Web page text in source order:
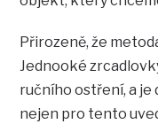
Přirozeně, že
Jednooké
ručního ostření, a je
nejen pro tento